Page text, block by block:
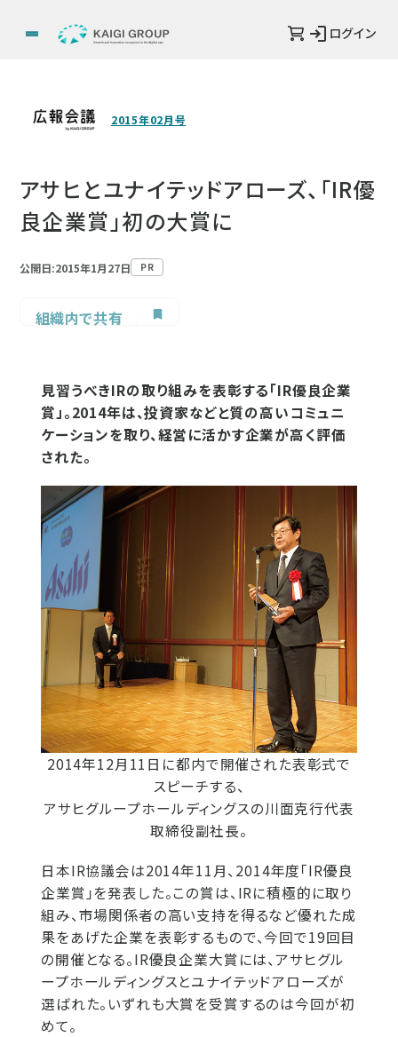
ログイン
2015年02月号
アサヒとユナイテッドアローズ、「IR優
良企業賞」初の大賞に
公開日:2015年1月27日 PR
組織内で共有
見習うべきIRの取り組みを表彰する「IR優良企業
賞」。2014年は、投資家などと質の高いコミュニ
ケーションを取り、経営に活かす企業が高く評価
された。
2014年12月11日に都内で開催された表彰式で
スピーチする、
アサヒグループホールディングスの川面克行代表
取締役副社長。
日本IR協議会は2014年11月、2014年度「IR優良
企業賞」を発表した。この賞は、IRに積極的に取り
組み、市場関係者の高い支持を得るなど優れた成
果をあげた企業を表彰するもので、今回で19回目
の開催となる。IR優良企業大賞には、アサヒグル
ープホールディングスとユナイテッドアローズが
選ばれた。いずれも大賞を受賞するのは今回が初
めて。